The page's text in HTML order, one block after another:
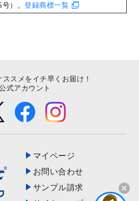
）。 登録商標一覧
マイページ
お問い合わせ
サンプル請求
スメをイチ早くお届け！
式アカウント